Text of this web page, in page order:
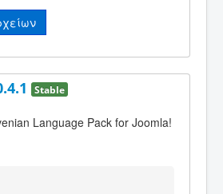
Stable
Language Pack for Joomla!